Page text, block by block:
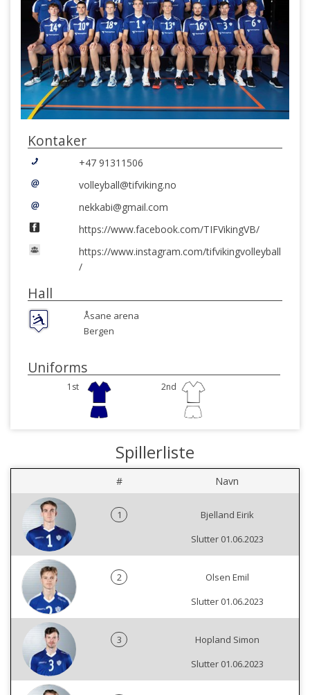
Kontaker
+47 91311506
volleyball@tifviking.no
nekkabi@gmail.com
https://www.facebook.com/TIFVikingVB/
https://www.instagram.com/tifvikingvolleyball
/
Hall
Åsane arena
Bergen
Uniforms
1st 2nd
Spillerliste
# Navn
1
Bjelland Eirik
Slutter 01.06.2023
2
Olsen Emil
Slutter 01.06.2023
3
Hopland Simon
Slutter 01.06.2023